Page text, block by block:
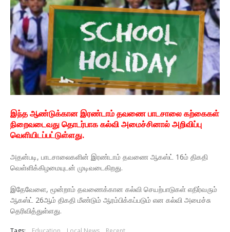
இந்த ஆண்டுக்கான இரண்டாம் தவணை பாடசாலை கற்கைகள்
நிறைவடைவது தொடர்பாக கல்வி அமைச்சினால் அறிவிப்பு
வெளியிடப்பட்டுள்ளது.
அதன்படி, பாடசாலைகளின் இரண்டாம் தவணை ஆகஸ்ட் 16ம் திகதி
வெள்ளிக்கிழமையுடன் முடிவடைகிறது.
இதேவேளை, மூன்றாம் தவணைக்கான கல்வி செயற்பாடுகள் எதிர்வரும்
ஆகஸ்ட் 26ஆம் திகதி மீண்டும் ஆரம்பிக்கப்படும் என கல்வி அமைச்சு
தெரிவித்துள்ளது.